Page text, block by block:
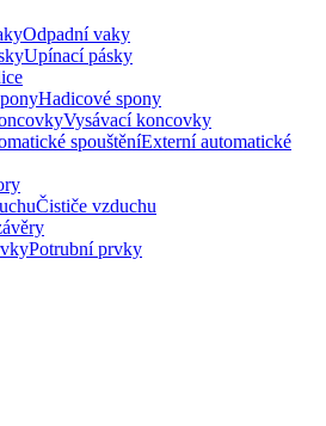
Odpadní vaky
Upínací pásky
Hadicové spony
Vysávací koncovky
Externí automatické
Čističe vzduchu
Potrubní prvky